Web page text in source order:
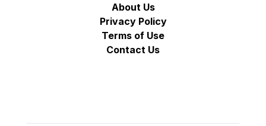
About Us
Privacy Policy
Terms of Use
Contact Us